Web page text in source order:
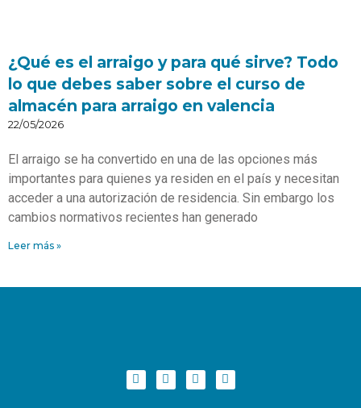
¿Qué es el arraigo y para qué sirve? Todo
lo que debes saber sobre el curso de
almacén para arraigo en valencia
22/05/2026
El arraigo se ha convertido en una de las opciones más
importantes para quienes ya residen en el país y necesitan
acceder a una autorización de residencia. Sin embargo los
cambios normativos recientes han generado
Leer más »